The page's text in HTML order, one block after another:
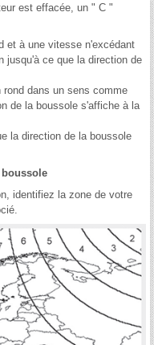
est effacée, un " C "
et à une vitesse n'excédant
jusqu'à ce que la direction de
dans un sens comme
de la boussole s'affiche à la
la direction de la boussole
identifiez la zone de votre